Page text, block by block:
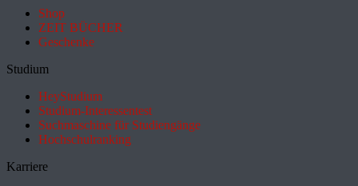
Shop
ZEIT BÜCHER
Geschenke
Studium
HeyStudium
Studium-Interessentest
Suchmaschine für Studiengänge
Hochschulranking
Karriere